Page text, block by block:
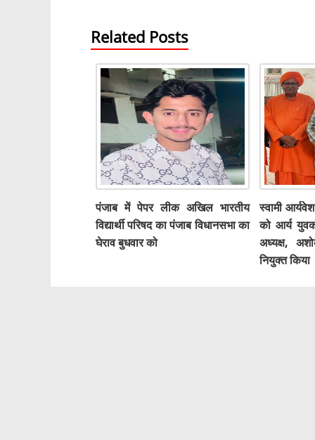
Related Posts
पंजाब में पेपर लीक अखिल भारतीय
विद्यार्थी परिषद का पंजाब विधानसभा का
घेराव बुधवार को
स्वामी
को आर्य
अध्यक्ष,
नियुक्त किया